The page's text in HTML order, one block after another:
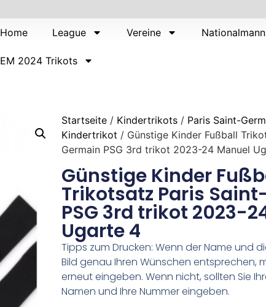
Home League Vereine
EM 2024 Trikots
Startseite / Kindertrikots / Paris Saint-
Kindertrikot / Günstige Kinder Fußball
Germain PSG 3rd trikot 2023-24 Manuel
Günstige Kinder
Trikotsatz Paris
PSG 3rd trikot 2023-
Ugarte 4
Tipps zum Drucken: Wenn der Name und
Bild genau Ihren Wünschen entsprechen,
erneut eingeben. Wenn nicht, sollten Sie
Namen und Ihre Nummer eingeben.